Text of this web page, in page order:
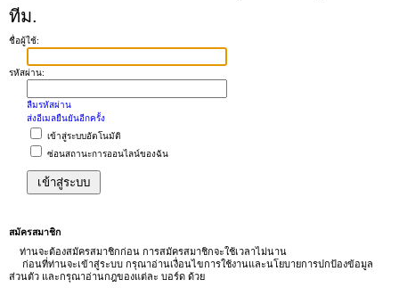
ทีม.
ชื่อผู้ใช้:
รหัสผ่าน:
ลืมรหัสผ่าน
ส่งอีเมลยืนยันอีกครั้ง
เข้าสู่ระบบอัตโนมัติ
ซ่อนสถานะการออนไลน์ของฉัน
สมัครสมาชิก
ท่านจะต้องสมัครสมาชิกก่อน การสมัครสมาชิกจะใช้เวลาไม่นาน
ก่อนที่ท่านจะเข้าสู่ระบบ กรุณาอ่านเงื่อนไขการใช้งานและนโยบายการปกป้องข้อมูล
ส่วนตัว และกรุณาอ่านกฎของแต่ละ บอร์ด ด้วย